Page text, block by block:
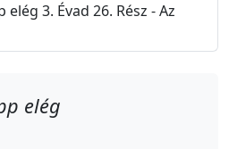
elég 3. Évad 26. Rész - Az
elég